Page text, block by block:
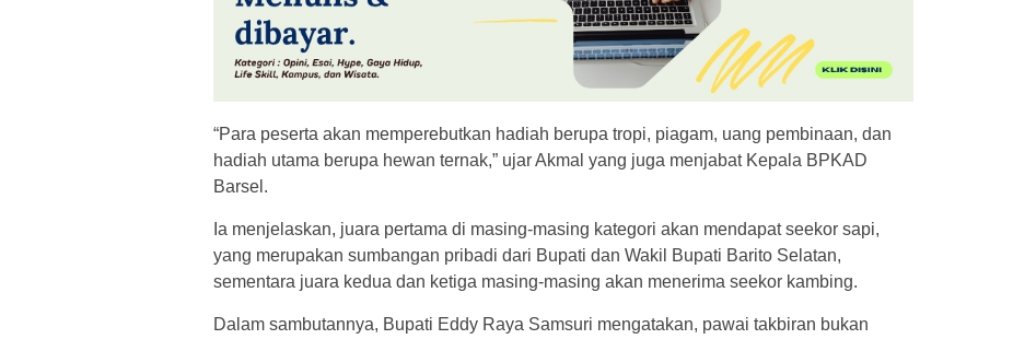
“Para peserta akan memperebutkan hadiah berupa tropi, piagam, uang pembinaan, dan
hadiah utama berupa hewan ternak,” ujar Akmal yang juga menjabat Kepala BPKAD
Barsel.
Ia menjelaskan, juara pertama di masing-masing kategori akan mendapat seekor sapi,
yang merupakan sumbangan pribadi dari Bupati dan Wakil Bupati Barito Selatan,
sementara juara kedua dan ketiga masing-masing akan menerima seekor kambing.
Dalam sambutannya, Bupati Eddy Raya Samsuri mengatakan, pawai takbiran bukan